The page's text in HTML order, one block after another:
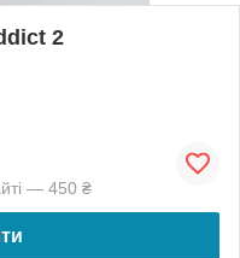
2
— 450 ₴